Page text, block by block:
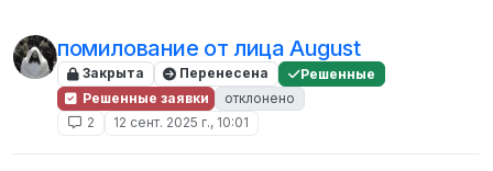
помилование от лица August
Закрыта Перенесена
Решенные
Решенные заявки
отклонено
2
12 сент. 2025 г., 10:01